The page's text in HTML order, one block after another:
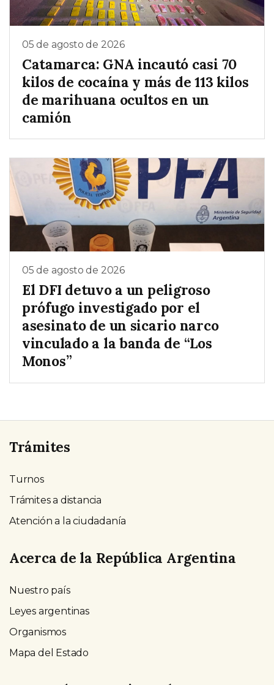
05 de agosto de 2026
Catamarca: GNA incautó casi 70
kilos de cocaína y más de 113 kilos
de marihuana ocultos en un
camión
05 de agosto de 2026
El DFI detuvo a un peligroso
prófugo investigado por el
asesinato de un sicario narco
vinculado a la banda de “Los
Monos”
Trámites
Turnos
Trámites a distancia
Atención a la ciudadanía
Acerca de la República Argentina
Nuestro país
Leyes argentinas
Organismos
Mapa del Estado